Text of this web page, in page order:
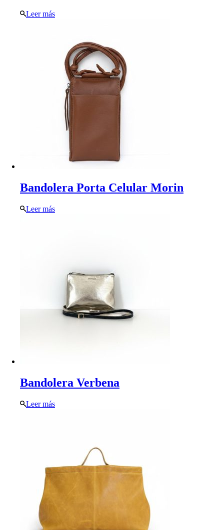
Leer más
Bandolera Porta Celular Morin
Leer más
Bandolera Verbena
Leer más